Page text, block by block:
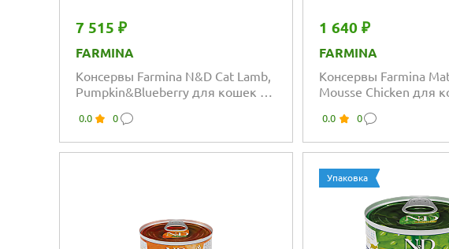
7 515 ₽
FARMINA
Консервы Farmina N&D Cat Lamb,
Pumpkin&Blueberry для кошек с
0.0 0
1 640 ₽
FARMINA
Консервы Farmina
Mousse Chicken для
0.0 0
Упаковка